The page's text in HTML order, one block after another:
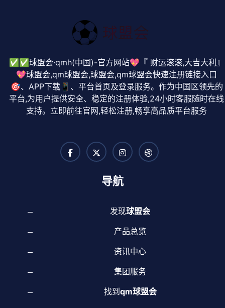
✅✅球盟会·qmh(中国)-官方网站💖『 财运滚滚,大吉大利』
💖球盟会,qm球盟会,球盟会,qm球盟会快速注册链接入口
🎯、APP下载📱、平台首页及登录服务。作为中国区领先的
平台,为用户提供安全、稳定的注册体验,24小时客服随时在线
支持。立即前往官网,轻松注册,畅享高品质平台服务
导航
发现球盟会
产品总览
资讯中心
集团服务
找到 qm球盟会